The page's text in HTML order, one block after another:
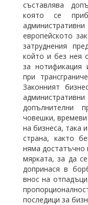
съставлява
която се
европейското
затруднения
който и без нея
за нотификация
при
Законният
допълнителни
човешки, времеви
на бизнеса, така
страна, както
няма достатъчно
мярката, за да
допринася в
внос на
последици за